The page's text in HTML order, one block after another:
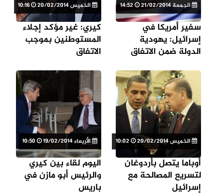
الجمعة 21/02/2014
سفير أمريكا في
إسرائيل: يهودية
الدولة ضمن الاتفاق
الخميس 20/02/2014
كيري: غير مؤكد إجلاء
المستوطنين بموجب
الاتفاق
الخميس 20/02/2014
أوباما يتصل بأردوغان
لتسريع المصالحة مع
إسرائيل
الأربعاء 19/02/2014
اليوم لقاء بين كيري
والرئيس أبو مازن في
باريس